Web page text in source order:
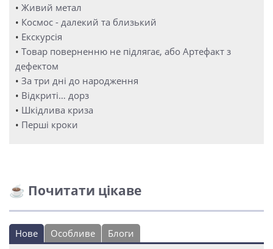
• Живий метал
• Космос - далекий та близький
• Екскурсія
• Товар поверненню не підлягає, або Артефакт з
дефектом
• За три дні до народження
• Відкриті… дорз
• Шкідлива криза
• Перші кроки
☕ Почитати цікаве
Нове Особливе Блоги